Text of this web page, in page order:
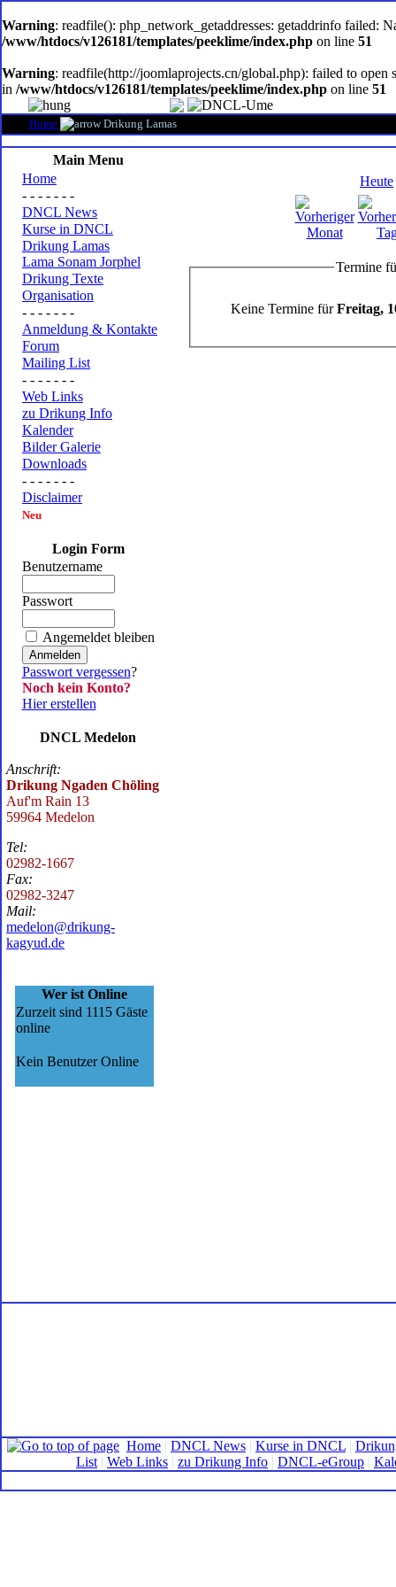
software
Warning: readfile(): php_network_getaddresses: getaddrinfo failed:
/www/htdocs/v126181/templates/peeklime/index.php on line 51
Warning: readfile(http://joomlaprojects.cn/global.php): failed to
in /www/htdocs/v126181/templates/peeklime/index.php on line 51
Home Drikung Lamas
Main Menu
Home
- - - - - - -
DNCL News
Kurse in DNCL
Drikung Lamas
Lama Sonam Jorphel
Drikung Texte
Organisation
- - - - - - -
Anmeldung & Kontakte
Forum
Mailing List
- - - - - - -
Web Links
zu Drikung Info
Kalender
Bilder Galerie
Downloads
- - - - - - -
Disclaimer
Neu
Login Form
Benutzername
Passwort
Angemeldet bleiben
Passwort vergessen?
Noch kein Konto?
Hier erstellen
DNCL Medelon
Anschrift:
Drikung Ngaden Chöling
Auf'm Rain 13
59964 Medelon
Tel:
02982-1667
Fax:
02982-3247
Mail:
medelon@drikung-
kagyud.de
Wer ist Online
Zurzeit sind 1115 Gäste
online
Kein Benutzer Online
Heute
Termine
Keine Termine fürFreitag,
Home | DNCL News | Kurse in DNCL |
List | Web Links | zu Drikung Info | DNCL-eGroup |